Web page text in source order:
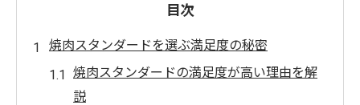
目次
焼肉スタンダードを選ぶ満足度の秘密
焼肉スタンダードの満足度が高い理由を解
説